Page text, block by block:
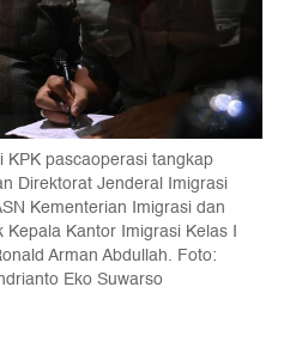
pascaoperasi tangkap
Direktorat Jenderal Imigrasi
Kementerian Imigrasi dan
Kantor Imigrasi Kelas I
Arman Abdullah. Foto:
Eko Suwarso